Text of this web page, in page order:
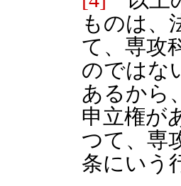
ものは、
て、専攻
のではな
あるから
申立権が
つて、専
条にいう